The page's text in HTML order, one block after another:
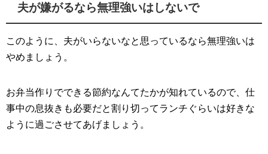
夫が嫌がるなら無理強いはしないで
このように、夫がいらないなと思っているなら無理強いは
やめましょう。
お弁当作りでできる節約なんてたかが知れているので、仕
事中の息抜きも必要だと割り切ってランチぐらいは好きな
ように過ごさせてあげましょう。